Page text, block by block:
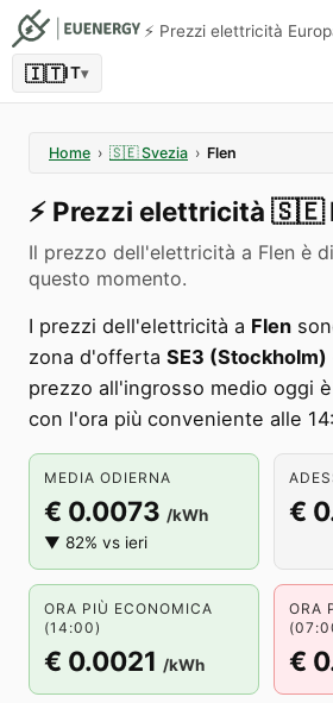
⚡️ Prezzi elettricità
🇮🇹IT▾
Home › 🇸🇪 Svezia › Flen
⚡️ Prezzi elettricità 🇸🇪
Il prezzo dell'elettricità a Flen è
questo momento.
I prezzi dell'elettricità a Flen
zona d'offerta SE3 (Stockholm)
prezzo all'ingrosso medio oggi
con l'ora più conveniente alle
MEDIA ODIERNA
€ 0.0073 /kWh
▼ 82% vs ieri
€
ORA PIÙ ECONOMICA
(14:00)
€ 0.0021 /kWh
ORA
€